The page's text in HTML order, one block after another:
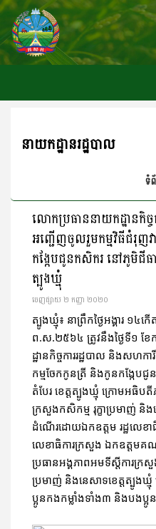
នាយកដ្ឋានរដ្ឋបាល
ទំ
លោកប្រធាននាយកដ្ឋានកិច្
អញ្ជើញចូលរួមកម្មវិធីជំរុញវ
កង្កែបជូនកសិករ នៅភូមិជីធ
ត្បូងឃ្មុំ
ចេញ​ផ្សាយ​ ២ កញ្ញា ២០២០
ត្បូងឃ្មុំ៖ នាព្រឹកថ្ងៃអង្គារ ១៤
ព.ស.២៥៦៤ ត្រូវនឹងថ្ងៃទី១ ខ
ដ្ឋានកិច្ចការរដ្ឋបាល និងសហក
កម្មចែកកូនត្រី និងកូនកង្កែ
តំបែរ ខេត្តត្បូងឃ្មុំ ក្រោមអធិបតី
ក្រសួងកសិកម្ម រុក្ខាប្រមាញ់ និ
ដំណើរដោយឯកឧត្តម រដ្ឋលេខាធិ
លេខាធិការក្រសួង ឯកឧត្តមគ
ប្រធានអង្គភាពអមទីស្តីការក្រ
ប្រមាញ់ និងនេសាទខេត្តត្បូងឃ្មុំ
ប្អូនកងកម្លាំងទាំង៣ និងបងប្